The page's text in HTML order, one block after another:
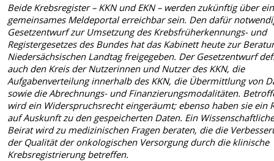
Beide Krebsregister – KKN und EKN – werden zukünftig über ein
gemeinsames Meldeportal erreichbar sein. Den dafür
Gesetzentwurf zur Umsetzung des Krebsfrüherken­nungs- und
Registergesetzes des Bundes hat das Kabinett heute zur
Nieder­sächsischen Landtag freigegeben. Der Gesetzentwurf
auch den Kreis der Nutzerin­nen und Nutzer des KKN, die
Aufgabenverteilung innerhalb des KKN, die Übermittlung von
sowie die Abrechnungs- und Finanzierungsmodalitäten.
wird ein Wider­spruchsrecht eingeräumt; ebenso haben sie ein
auf Auskunft zu den gespeicherten Daten. Ein
Beirat wird zu medizinischen Fragen beraten, die die
der Qualität der onkologischen Versorgung durch die klinische
Krebsregistrierung be­treffen.